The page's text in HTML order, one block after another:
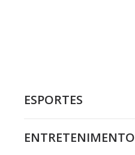
ESPORTES
ENTRETENIMENTO